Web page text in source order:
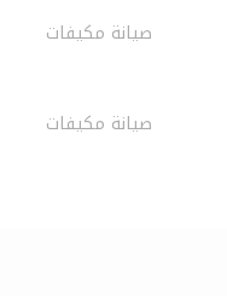
صيانة مكيفات
صيانة مكيفات